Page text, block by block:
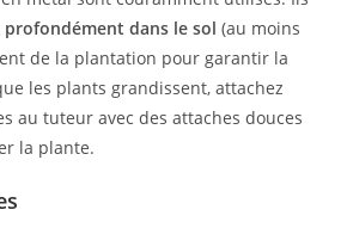
profondément dans le sol (au moins
de la plantation pour garantir la
les plants grandissent, attachez
au tuteur avec des attaches douces
la plante.